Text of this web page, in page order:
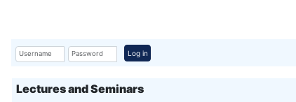
UsernamePassword Log in
Lectures and Seminars